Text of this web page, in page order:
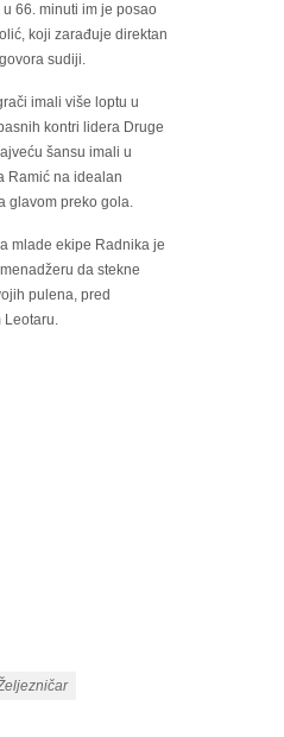
66. minuti im je posao
koji zarađuje direktan
sudiji.
imali više loptu u
kontri lidera Druge
šansu imali u
Ramić na idealan
glavom preko gola.
mlade ekipe Radnika je
da stekne
pulena, pred
Leotaru.